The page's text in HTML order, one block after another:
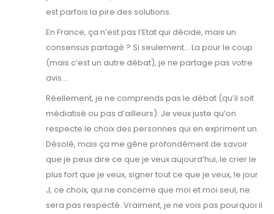
est parfois la pire des solutions.
En France, ça n’est pas l’Etat qui décide, mais un
consensus partagé ? Si seulement… La pour le coup
(mais c’est un autre débat), je ne partage pas votre
avis…
Réellement, je ne comprends pas le débat (qu’il soit
médiatisé ou pas d’ailleurs). Je veux juste qu’on
respecte le choix des personnes qui en expriment un.
Désolé, mais ça me gêne profondément de savoir
que je peux dire ce que je veux aujourd’hui, le crier le
plus fort que je veux, signer tout ce que je veux, le jour
J, ce choix, qui ne concerne que moi et moi seul, ne
sera pas respecté. Vraiment, je ne vois pas pourquoi il